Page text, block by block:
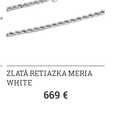
ZLATÁ RETIAZKA MERIA
WHITE
669 €